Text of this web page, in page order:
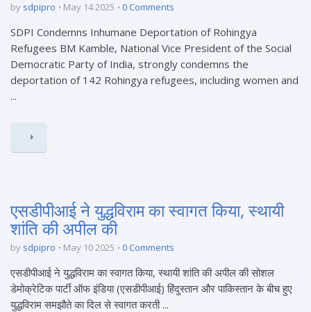
by sdpipro May 14 2025 0 Comments
SDPI Condemns Inhumane Deportation of Rohingya
Refugees BM Kamble, National Vice President of the Social
Democratic Party of India, strongly condemns the
deportation of 142 Rohingya refugees, including women and
...
एसडीपीआई ने युद्धविराम का स्वागत किया, स्थायी
शांति की अपील की
by sdpipro May 10 2025 0 Comments
एसडीपीआई ने युद्धविराम का स्वागत किया, स्थायी शांति की अपील की सोशल
डेमोक्रेटिक पार्टी ऑफ इंडिया (एसडीपीआई) हिंदुस्तान और पाकिस्तान के बीच हुए
युद्धविराम समझौते का दिल से स्वागत करती ...